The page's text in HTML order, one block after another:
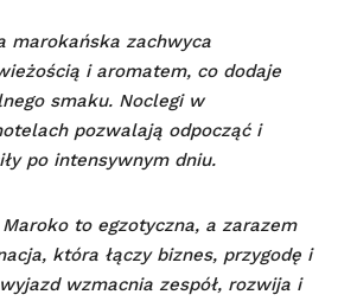
marokańska zachwyca
i aromatem, co dodaje
smaku. Noclegi w
pozwalają odpocząć i
po intensywnym dniu.
to egzotyczna, a zarazem
która łączy biznes, przygodę i
wzmacnia zespół, rozwija i